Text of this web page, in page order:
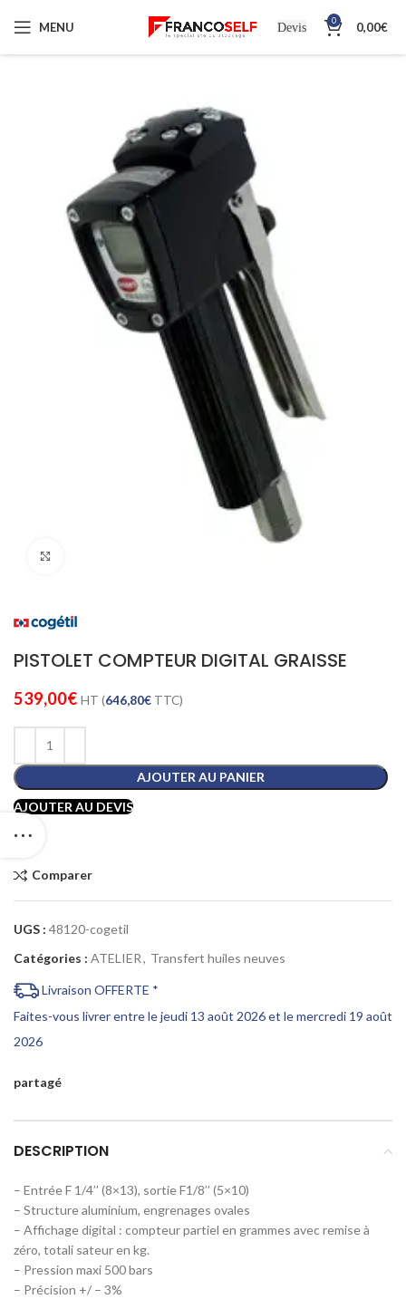
MENU Devis 0 0,00€
PISTOLET COMPTEUR DIGITAL GRAISSE
539,00€ HT (646,80€ TTC)
AJOUTER AU PANIER
AJOUTER AU DEVIS
Comparer
UGS : 48120-cogetil
Catégories : ATELIER, Transfert huiles neuves
Livraison OFFERTE *
Faites-vous livrer entre le jeudi 13 août 2026 et le mercredi 19 août
2026
partagé
DESCRIPTION
– Entrée F 1/4’’ (8×13), sortie F1/8’’ (5×10)
– Structure aluminium, engrenages ovales
– Affichage digital : compteur partiel en grammes avec remise à
zéro, totali sateur en kg.
– Pression maxi 500 bars
– Précision +/ – 3%